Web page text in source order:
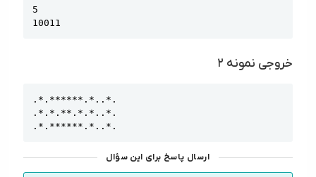
5
10011
خروجی نمونه ۲
.*.******.*..*.
.*.*.**.*.*..*.
.*.******.*..*.
ارسال پاسخ برای این سؤال